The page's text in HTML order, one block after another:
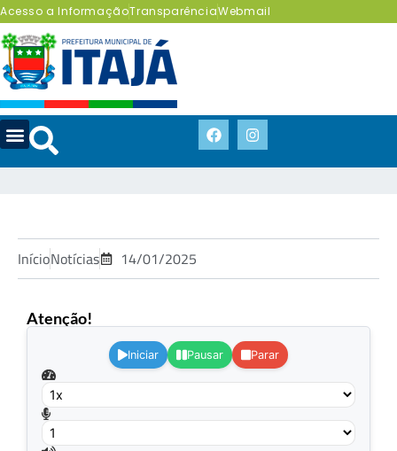
Acesso a InformaçãoTransparênciaWebmail
InícioNotícias 14/01/2025
Atenção!
Iniciar Pausar Parar